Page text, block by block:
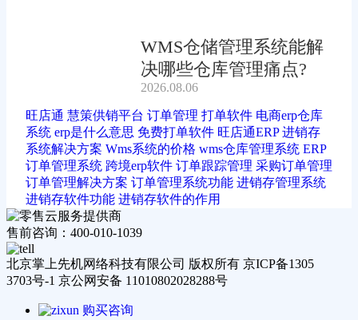
WMS仓储管理系统能解
决哪些仓库管理痛点?
2026.08.06
旺店通 慧策供销平台 订单管理 打单软件 电商erp仓库
系统 erp是什么意思 免费打单软件 旺店通ERP 进销存
系统解决方案 Wms系统的价格 wms仓库管理系统 ERP
订单管理系统 跨境erp软件 订单跟踪管理 采购订单管理
订单管理解决方案 订单管理系统功能 进销存管理系统
进销存软件功能 进销存软件的作用
售前咨询：400-010-1039
北京掌上先机网络科技有限公司 版权所有 京ICP备1305
3703号-1 京公网安备 11010802028288号
购买咨询